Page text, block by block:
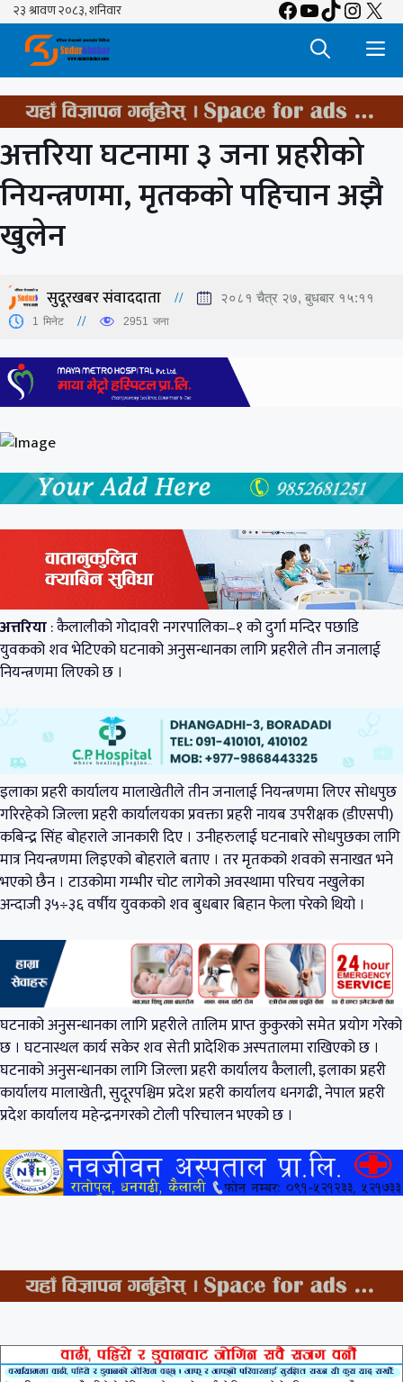
Skip
content
Facebook
YouTube
TikTok
X
अत्तरिया घटनामा ३ जना प्रहरीको
नियन्त्रणमा, मृतकको पहिचान अझै
खुलेन
सुदूरखबर संवाददाता २०८१ चैत्र २७, बुधबार १५:११
1 मिनेट 2951 जना
अत्तरिया: कैलालीको गोदावरी नगरपालिका–१ को दुर्गा मन्दिर पछाडि
युवकको शव भेटिएको घटनाको अनुसन्धानका लागि प्रहरीले तीन जनालाई
नियन्त्रणमा लिएको छ ।
इलाका प्रहरी कार्यालय मालाखेतीले तीन जनालाई नियन्त्रणमा लिएर सोधपुछ
गरिरहेको जिल्ला प्रहरी कार्यालयका प्रवक्ता प्रहरी नायब उपरीक्षक (डीएसपी)
कबिन्द्र सिंह बोहराले जानकारी दिए । उनीहरुलाई घटनाबारे सोधपुछका लागि
मात्र नियन्त्रणमा लिइएको बोहराले बताए । तर मृतकको शवको सनाखत भने
भएको छैन । टाउकोमा गम्भीर चोट लागेको अवस्थामा परिचय नखुलेका
अन्दाजी ३५÷३६ वर्षीय युवकको शव बुधबार बिहान फेला परेको थियो ।
घटनाको अनुसन्धानका लागि प्रहरीले तालिम प्राप्त कुकुरको समेत प्रयोग गरेको
छ । घटनास्थल कार्य सकेर शव सेती प्रादेशिक अस्पतालमा राखिएको छ ।
घटनाको अनुसन्धानका लागि जिल्ला प्रहरी कार्यालय कैलाली, इलाका प्रहरी
कार्यालय मालाखेती, सुदूरपश्चिम प्रदेश प्रहरी कार्यालय धनगढी, नेपाल प्रहरी
प्रदेश कार्यालय महेन्द्रनगरको टोली परिचालन भएको छ ।